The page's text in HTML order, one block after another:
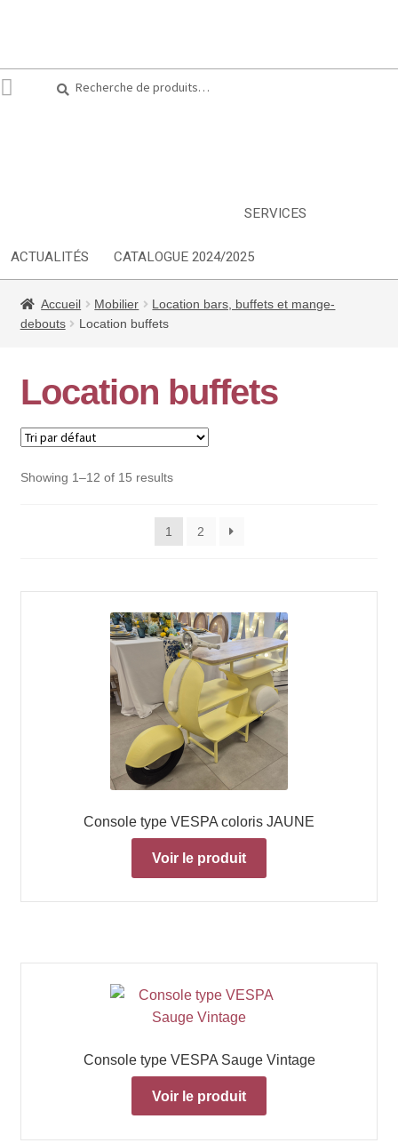
pour :
SERVICES
ACTUALITÉS CATALOGUE 2024/2025
Accueil Mobilier
Location bars, buffets et mange-
debouts
Location buffets
Location buffets
Showing 1–12 of 15 results
1 2
Console type VESPA coloris JAUNE
Voir le produit
Console type VESPA Sauge Vintage
Voir le produit